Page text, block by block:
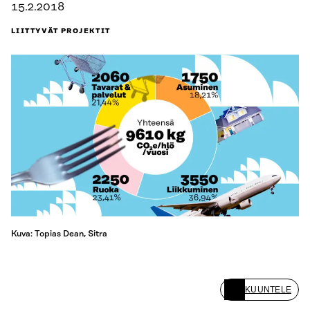
15.2.2018
LIITTYVÄT PROJEKTIT
Kuva: Topias Dean, Sitra
KUUNTELE